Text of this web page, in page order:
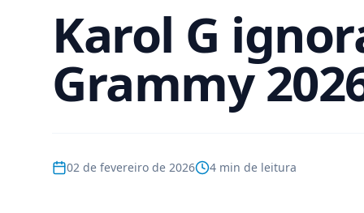
Karol G
Grammy
02 de fevereiro de 2026 4 min de leitura